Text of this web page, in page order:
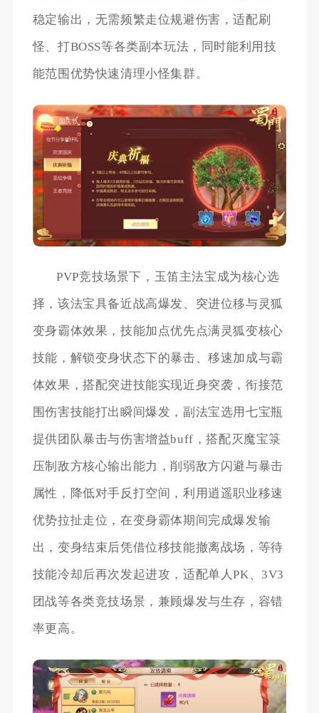
稳定输出，无需频繁走位规避伤害，适配刷
怪、打BOSS等各类副本玩法，同时能利用技
能范围优势快速清理小怪集群。
PVP竞技场景下，玉笛主法宝成为核心选
择，该法宝具备近战高爆发、突进位移与灵狐
变身霸体效果，技能加点优先点满灵狐变核心
技能，解锁变身状态下的暴击、移速加成与霸
体效果，搭配突进技能实现近身突袭，衔接范
围伤害技能打出瞬间爆发，副法宝选用七宝瓶
提供团队暴击与伤害增益buff，搭配灭魔宝箓
压制敌方核心输出能力，削弱敌方闪避与暴击
属性，降低对手反打空间，利用逍遥职业移速
优势拉扯走位，在变身霸体期间完成爆发输
出，变身结束后凭借位移技能撤离战场，等待
技能冷却后再次发起进攻，适配单人PK、3V3
团战等各类竞技场景，兼顾爆发与生存，容错
率更高。